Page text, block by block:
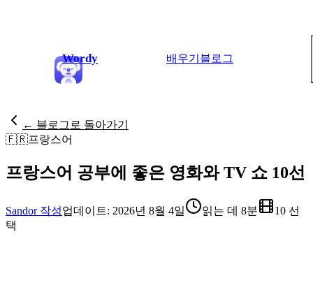
Wordy 배우기 블로그
← 블로그로 돌아가기
🇫🇷프랑스어
프랑스어 공부에 좋은 영화와 TV 쇼 10선
Sandor 작성업데이트: 2026년 8월 4일 읽는 데 8분
10 선
택